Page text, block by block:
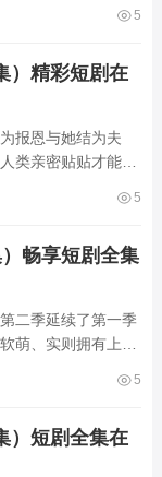
族恩怨交织，最终
5
）精彩短剧在
报恩与她结为夫
类亲密贴贴才能恢
心。期间他们遭遇
5
畅享短剧全集
二季延续了第一季
萌、实则拥有上古
日常。新角色“神
5
）短剧全集在